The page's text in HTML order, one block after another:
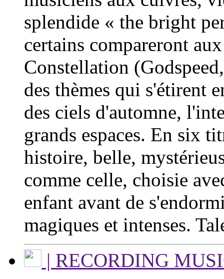
splendide « the bright
certains compareront
Constellation
des thèmes qui s'étirent
des ciels d'automne,
grands espaces. En six
histoire, belle,
comme celle, choisie
enfant avant de
magiques et intenses.
| RECORDING